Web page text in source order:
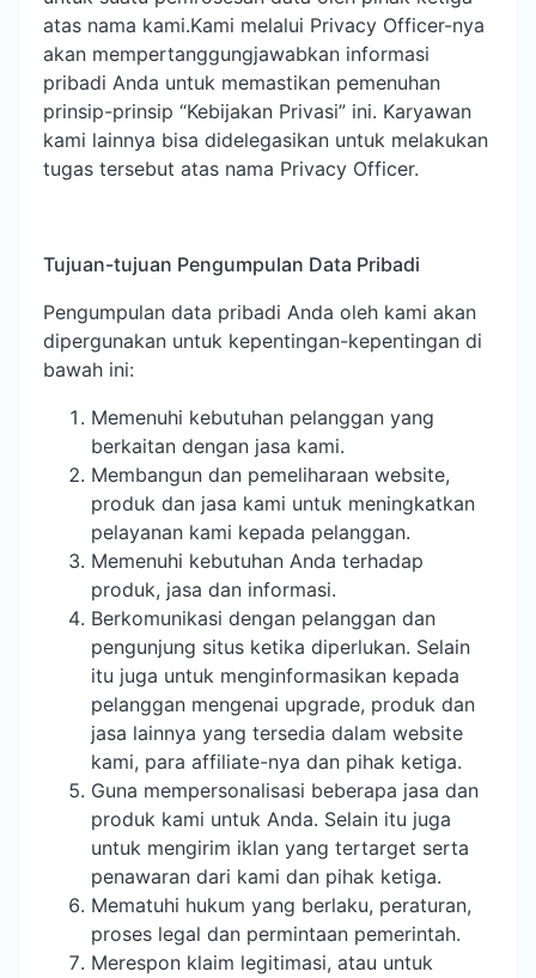
atas nama kami.Kami melalui Privacy Officer-nya
akan mempertanggungjawabkan informasi
pribadi Anda untuk memastikan pemenuhan
prinsip-prinsip “Kebijakan Privasi” ini. Karyawan
kami lainnya bisa didelegasikan untuk melakukan
tugas tersebut atas nama Privacy Officer.
Tujuan-tujuan Pengumpulan Data Pribadi
Pengumpulan data pribadi Anda oleh kami akan
dipergunakan untuk kepentingan-kepentingan di
bawah ini:
Memenuhi kebutuhan pelanggan yang
berkaitan dengan jasa kami.
Membangun dan pemeliharaan website,
produk dan jasa kami untuk meningkatkan
pelayanan kami kepada pelanggan.
Memenuhi kebutuhan Anda terhadap
produk, jasa dan informasi.
Berkomunikasi dengan pelanggan dan
pengunjung situs ketika diperlukan. Selain
itu juga untuk menginformasikan kepada
pelanggan mengenai upgrade, produk dan
jasa lainnya yang tersedia dalam website
kami, para affiliate-nya dan pihak ketiga.
Guna mempersonalisasi beberapa jasa dan
produk kami untuk Anda. Selain itu juga
untuk mengirim iklan yang tertarget serta
penawaran dari kami dan pihak ketiga.
Mematuhi hukum yang berlaku, peraturan,
proses legal dan permintaan pemerintah.
Merespon klaim legitimasi, atau untuk